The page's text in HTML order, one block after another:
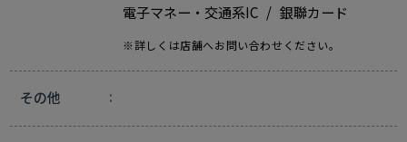
電子マネー・交通系IC
銀聯カード
※詳しくは店舗へお問い合わせください。
その他